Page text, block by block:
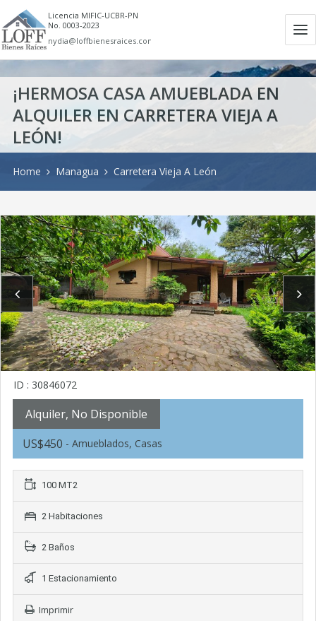
Licencia MIFIC-UCBR-PN
No. 0003-2023
nydia@loffbienesraices.com
¡HERMOSA CASA AMUEBLADA EN
ALQUILER EN CARRETERA VIEJA A
LEÓN!
Home Managua Carretera Vieja A León
ID : 30846072
Alquiler, No Disponible
US$450 - Amueblados, Casas
100 MT2
2 Habitaciones
2 Baños
1 Estacionamiento
Imprimir